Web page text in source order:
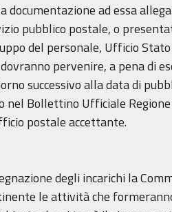
documentazione ad essa
pubblico postale, o
del personale, Ufficio
pervenire, a pena di
successivo alla data di
nel Bollettino Ufficiale
postale accettante.
degli incarichi la
le attività che